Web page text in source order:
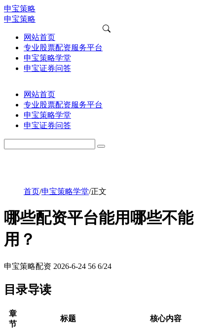
申宝策略
申宝策略
网站首页
专业股票配资服务平台
申宝策略学堂
申宝证券问答
网站首页
专业股票配资服务平台
申宝策略学堂
申宝证券问答
首页/申宝策略学堂/正文
哪些配资平台能用哪些不能
用？
申宝策略配资 2026-6-24 56 6/24
目录导读
章
节
标题 核心内容